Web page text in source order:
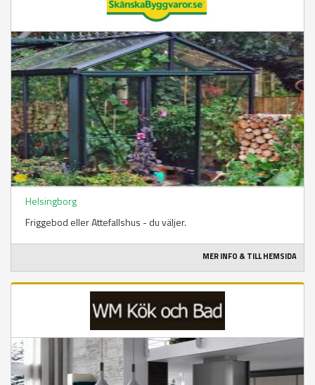
Helsingborg
Friggebod eller Attefallshus - du väljer.
MER INFO & TILL HEMSIDA